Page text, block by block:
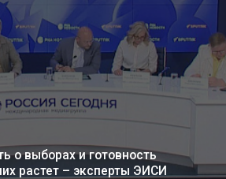
о выборах и готовность
растет – эксперты ЭИСИ